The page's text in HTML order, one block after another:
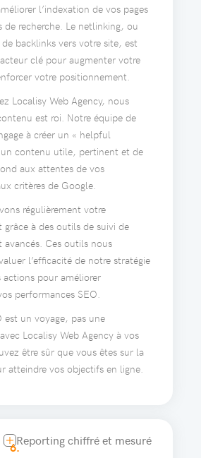
l’indexation de vos pages
de recherche. Le netlinking, ou
de backlinks vers votre site, est
clé pour augmenter votre
votre positionnement.
Localisy Web Agency, nous
est roi. Notre équipe de
à créer un « helpful
contenu utile, pertinent et de
aux attentes de vos
critères de Google.
régulièrement votre
à des outils de suivi de
avancés. Ces outils nous
l’efficacité de notre stratégie
actions pour améliorer
performances SEO.
est un voyage, pas une
Localisy Web Agency à vos
être sûr que vous êtes sur la
atteindre vos objectifs en ligne.
6.Reporting chiffré et mesuré